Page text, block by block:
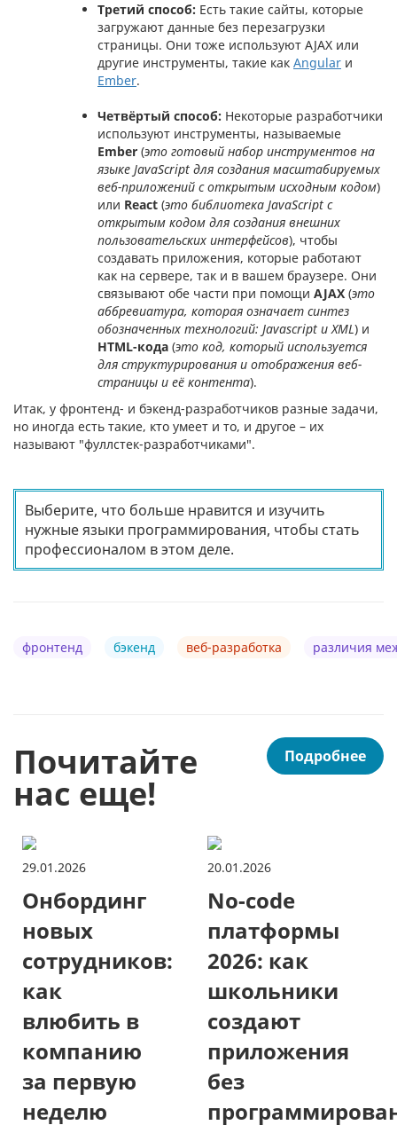
Третий способ: Есть такие сайты, которые
загружают данные без перезагрузки
страницы. Они тоже используют AJAX или
другие инструменты, такие как Angular и
Ember.
Четвёртый способ: Некоторые разработчики
используют инструменты, называемые
Ember (это готовый набор инструментов на
языке JavaScript для создания масштабируемых
веб-приложений с открытым исходным кодом)
или React (это библиотека JavaScript с
открытым кодом для создания внешних
пользовательских интерфейсов), чтобы
создавать приложения, которые работают
как на сервере, так и в вашем браузере. Они
связывают обе части при помощи AJAX (это
аббревиатура, которая означает синтез
обозначенных технологий: Javascript и XML) и
HTML-кода (это код, который используется
для структурирования и отображения веб-
страницы и её контента).
Итак, у фронтенд- и бэкенд-разработчиков разные задачи,
но иногда есть такие, кто умеет и то, и другое – их
называют "фуллстек-разработчиками".
Выберите, что больше нравится и изучить
нужные языки программирования, чтобы стать
профессионалом в этом деле.
фронтенд бэкенд веб-разработка различия
Почитайте
нас еще!
Подробнее
29.01.2026
Онбординг
новых
сотрудников:
как
влюбить в
компанию
за первую
неделю
20.01.2026
No-code
платформы
2026: как
школьники
создают
приложения
без